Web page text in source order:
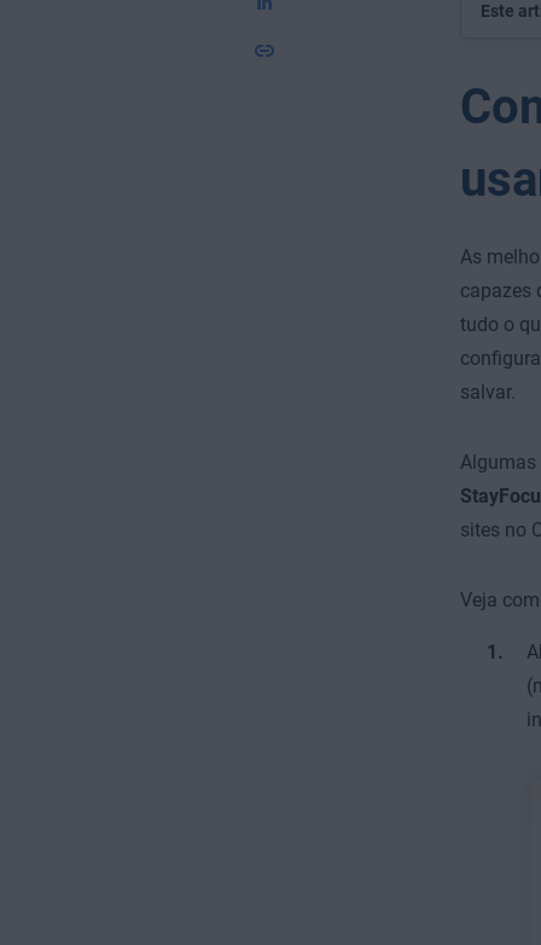
Este
As
capazes
tudo o
salvar.
Algumas
sites no
Veja